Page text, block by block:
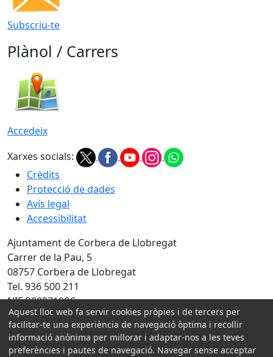
Subscriu-te
Plànol / Carrers
Accedeix
Xarxes socials:
Crèdits
Protecció de dades
Avís legal
Accessibilitat
Ajuntament de Corbera de Llobregat
Carrer de la Pau, 5
08757 Corbera de Llobregat
Tel. 936 500 211
NIF P0807100C
Amb la col·laboració de:
Aquest lloc web fa servir cookies pròpies i de tercers per
facilitar-te una experiència de navegació òptima i recollir
informació anònima per millorar i adaptar-nos a les teves
preferències i pautes de navegació. Navegar sense acceptar